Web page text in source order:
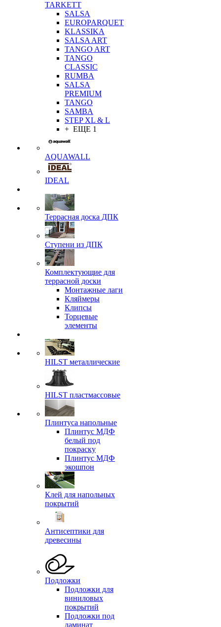
TARKETT
SALSA
EUROPARQUET
KLASSIKA
SALSA ART
TANGO ART
TANGO
CLASSIC
RUMBA
SALSA
PREMIUM
TANGO
SAMBA
STEP XL & L
+ ЕЩЕ 1
AQUAWALL
IDEAL
Террасная доска ДПК
Ступени из ДПК
Комплектующие для
террасной доски
Монтажные лаги
Кляймеры
Клипсы
Торцевые
элементы
HILST металлические
HILST пластмассовые
Плинтуса напольные
Плинтус МДФ
белый под
покраску
Плинтус МДФ
экошпон
Клей для напольных
покрытий
Антисептики для
древесины
Подложки
Подложки для
виниловых
покрытий
Подложки под
ламинат